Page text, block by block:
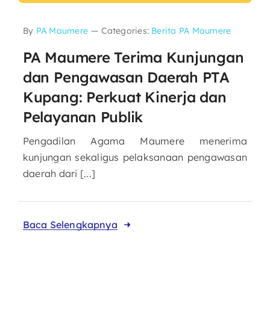
By PA Maumere — Categories: Berita PA Maumere
PA Maumere Terima Kunjungan
dan Pengawasan Daerah PTA
Kupang: Perkuat Kinerja dan
Pelayanan Publik
Pengadilan Agama Maumere menerima
kunjungan sekaligus pelaksanaan pengawasan
daerah dari [...]
Baca Selengkapnya